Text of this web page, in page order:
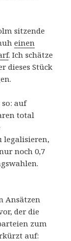
sitzende
einen
. Ich schätze
dieses Stück
auf
total
legalisieren,
noch 0,7
Ansätzen
der die
zum
auf: